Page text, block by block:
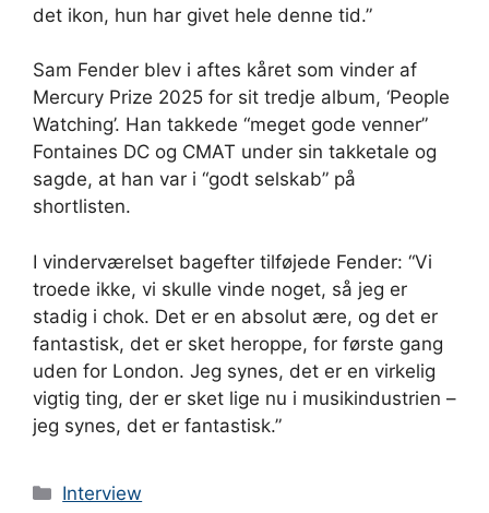
det ikon, hun har givet hele denne tid.”
Sam Fender blev i aftes kåret som vinder af
Mercury Prize 2025 for sit tredje album, ‘People
Watching’. Han takkede “meget gode venner”
Fontaines DC og CMAT under sin takketale og
sagde, at han var i “godt selskab” på
shortlisten.
I vinderværelset bagefter tilføjede Fender: “Vi
troede ikke, vi skulle vinde noget, så jeg er
stadig i chok. Det er en absolut ære, og det er
fantastisk, det er sket heroppe, for første gang
uden for London. Jeg synes, det er en virkelig
vigtig ting, der er sket lige nu i musikindustrien –
jeg synes, det er fantastisk.”
Kategorier
Interview